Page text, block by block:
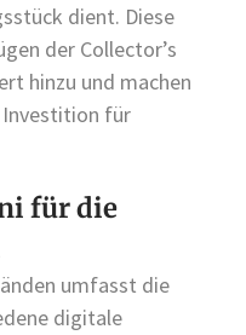
dient. Diese
der Collector’s
hinzu und machen
Investition für
für die
umfasst die
digitale